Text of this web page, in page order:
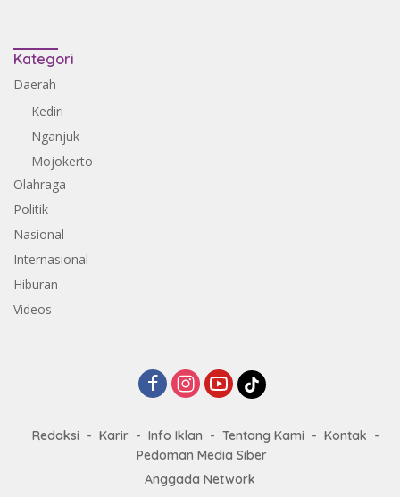
Kategori
Daerah
Kediri
Nganjuk
Mojokerto
Olahraga
Politik
Nasional
Internasional
Hiburan
Videos
Redaksi Karir Info Iklan Tentang Kami
Kontak
Pedoman Media Siber
Anggada Network